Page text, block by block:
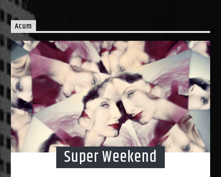
Acum
Super Weekend